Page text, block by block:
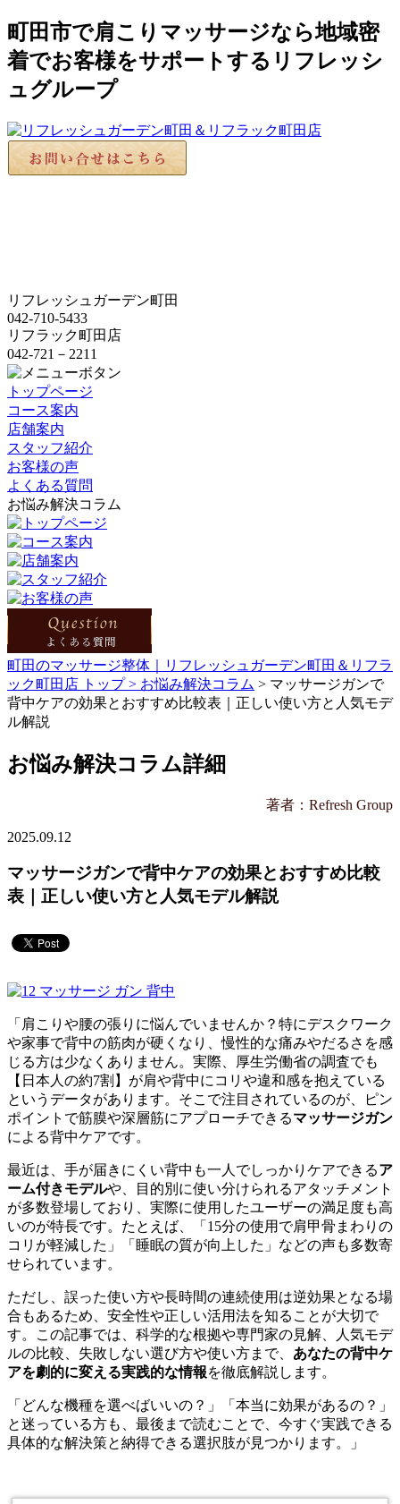
町田市で肩こりマッサージなら地域密
着でお客様をサポートするリフレッシ
ュグループ
リフレッシュガーデン町田
042-710-5433
リフラック町田店
042-721－2211
トップページ
コース案内
店舗案内
スタッフ紹介
お客様の声
よくある質問
お悩み解決コラム
町田のマッサージ整体｜リフレッシュガーデン町田＆リフラ
ック町田店 トップ > お悩み解決コラム > マッサージガンで
背中ケアの効果とおすすめ比較表｜正しい使い方と人気モデ
ル解説
お悩み解決コラム詳細
著者：Refresh Group
2025.09.12
マッサージガンで背中ケアの効果とおすすめ比較
表｜正しい使い方と人気モデル解説
「肩こりや腰の張りに悩んでいませんか？特にデスクワーク
や家事で背中の筋肉が硬くなり、慢性的な痛みやだるさを感
じる方は少なくありません。実際、厚生労働省の調査でも
【日本人の約7割】が肩や背中にコリや違和感を抱えている
というデータがあります。そこで注目されているのが、ピン
ポイントで筋膜や深層筋にアプローチできるマッサージガン
による背中ケアです。
最近は、手が届きにくい背中も一人でしっかりケアできるア
ーム付きモデルや、目的別に使い分けられるアタッチメント
が多数登場しており、実際に使用したユーザーの満足度も高
いのが特長です。たとえば、「15分の使用で肩甲骨まわりの
コリが軽減した」「睡眠の質が向上した」などの声も多数寄
せられています。
ただし、誤った使い方や長時間の連続使用は逆効果となる場
合もあるため、安全性や正しい活用法を知ることが大切で
す。この記事では、科学的な根拠や専門家の見解、人気モデ
ルの比較、失敗しない選び方や使い方まで、 あなたの背中ケ
アを劇的に変える実践的な情報を徹底解説します。
「どんな機種を選べばいいの？」「本当に効果があるの？」
と迷っている方も、最後まで読むことで、今すぐ実践できる
具体的な解決策と納得できる選択肢が見つかります。」